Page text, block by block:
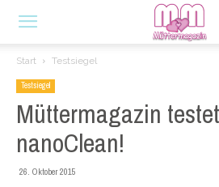
Start Testsiegel
Testsiegel
Müttermagazin
nanoClean!
26. Oktober 2015